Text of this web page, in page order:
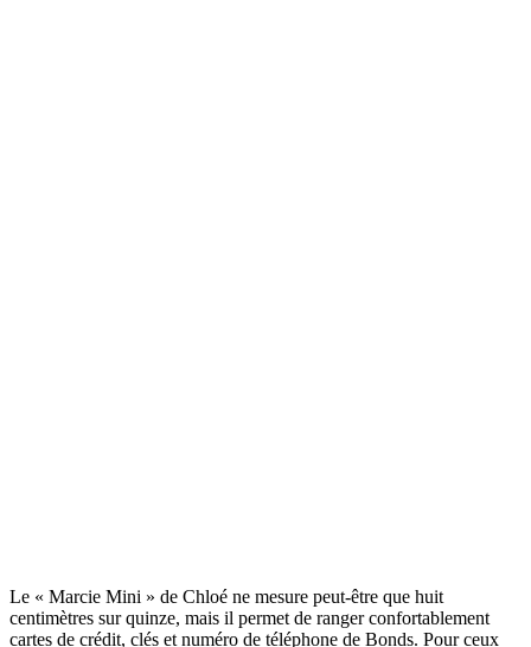
Le « Marcie Mini » de Chloé ne mesure peut-être que huit
centimètres sur quinze, mais il permet de ranger confortablement
cartes de crédit, clés et numéro de téléphone de Bonds. Pour ceux